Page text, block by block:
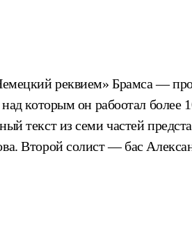
реквием» Брамса —
которым он рабоотал
текст из семи частей
Второй солист — бас